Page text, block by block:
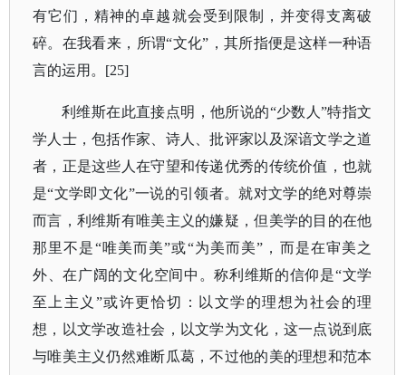
有它们，精神的卓越就会受到限制，并变得支离破
碎。在我看来，所谓“文化”，其所指便是这样一种语
言的运用。[25]
利维斯在此直接点明，他所说的“少数人”特指文
学人士，包括作家、诗人、批评家以及深谙文学之道
者，正是这些人在守望和传递优秀的传统价值，也就
是“文学即文化”一说的引领者。就对文学的绝对尊崇
而言，利维斯有唯美主义的嫌疑，但美学的目的在他
那里不是“唯美而美”或“为美而美”，而是在审美之
外、在广阔的文化空间中。称利维斯的信仰是“文学
至上主义”或许更恰切：以文学的理想为社会的理
想，以文学改造社会，以文学为文化，这一点说到底
与唯美主义仍然难断瓜葛，不过他的美的理想和范本